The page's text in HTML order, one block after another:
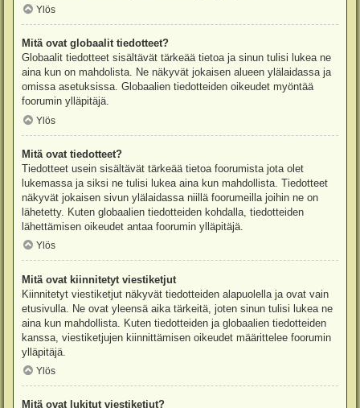
Ylös
Mitä ovat globaalit tiedotteet?
Globaalit tiedotteet sisältävät tärkeää tietoa ja sinun tulisi lukea ne
aina kun on mahdolista. Ne näkyvät jokaisen alueen ylälaidassa ja
omissa asetuksissa. Globaalien tiedotteiden oikeudet myöntää
foorumin ylläpitäjä.
Ylös
Mitä ovat tiedotteet?
Tiedotteet usein sisältävät tärkeää tietoa foorumista jota olet
lukemassa ja siksi ne tulisi lukea aina kun mahdollista. Tiedotteet
näkyvät jokaisen sivun ylälaidassa niillä foorumeilla joihin ne on
lähetetty. Kuten globaalien tiedotteiden kohdalla, tiedotteiden
lähettämisen oikeudet antaa foorumin ylläpitäjä.
Ylös
Mitä ovat kiinnitetyt viestiketjut
Kiinnitetyt viestiketjut näkyvät tiedotteiden alapuolella ja ovat vain
etusivulla. Ne ovat yleensä aika tärkeitä, joten sinun tulisi lukea ne
aina kun mahdollista. Kuten tiedotteiden ja globaalien tiedotteiden
kanssa, viestiketjujen kiinnittämisen oikeudet määrittelee foorumin
ylläpitäjä.
Ylös
Mitä ovat lukitut viestiketjut?